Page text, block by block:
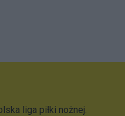
liga piłki nożnej.